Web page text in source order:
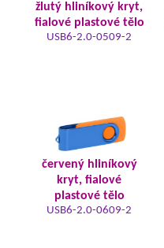
žlutý hliníkový kryt,
fialové plastové tělo
USB6-2.0-0509-2
červený hliníkový
kryt, fialové
plastové tělo
USB6-2.0-0609-2